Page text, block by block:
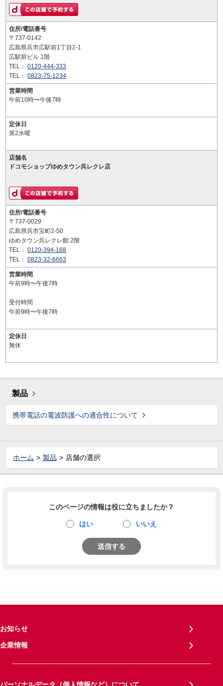
住所/電話番号
〒737-0142
広島県呉市広駅前1丁目2-1
広駅前ビル 1階
TEL： 0120-444-333
TEL： 0823-75-1234
営業時間
午前10時〜午後7時
定休日
第2水曜
店舗名
ドコモショップゆめタウン呉レクレ店
住所/電話番号
〒737-0029
広島県呉市宝町2-50
ゆめタウン呉レクレ館 2階
TEL： 0120-394-168
TEL： 0823-32-6663
営業時間
午前9時〜午後7時
受付時間
午前9時〜午後7時
定休日
無休
製品
携帯電話の電波防護への適合性について
ホーム 製品 店舗の選択
このページの情報は役に立ちましたか？
はい いいえ
送信する
お知らせ
企業情報